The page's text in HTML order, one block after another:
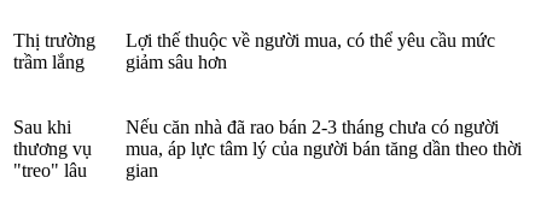
Thị trường
trầm lắng
Lợi thế thuộc về người mua, có thể yêu cầu mức
giảm sâu hơn
Sau khi
thương vụ
"treo" lâu
Nếu căn nhà đã rao bán 2-3 tháng chưa có người
mua, áp lực tâm lý của người bán tăng dần theo thời
gian